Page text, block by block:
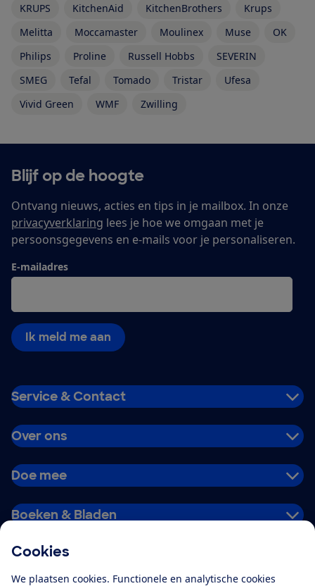
Cookies
We plaatsen cookies. Functionele en analytische cookies
KRUPS
KitchenAid KitchenBrothers
Krups
Melitta
Moccamaster Moulinex Muse
OK
Philips
Proline Russell Hobbs
SEVERIN
SMEG
Tefal Tomado Tristar
Ufesa
Vivid Green
WMF Zwilling
Blijf op de hoogte
Ontvang nieuws, acties en tips in je mailbox. In onze
privacyverklaring lees je hoe we omgaan met je
persoonsgegevens en e-mails voor je personaliseren.
E-mailadres
Ik meld me aan
Service & Contact
Over ons
Doe mee
Boeken & Bladen